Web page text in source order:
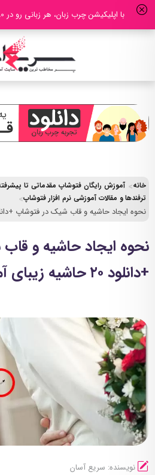
با اپلیکیشن چرب زبان، هر زبانی رو در 80 روز ... قورت بده (دانلود)
خانه
آموزش رایگان فتوشاپ مقدماتی تا
ترفندها و مقالات آموزشی نرم افزار فتوشاپ
نحوه ایجاد حاشیه و قاب شیک در فتوشاپ +دانلود ۲۰ حاشیه زیبای
نحوه ایجاد حاشیه و
+دانلود ۲۰ حاشیه زیبای آماده
نویسنده: سریع آسان